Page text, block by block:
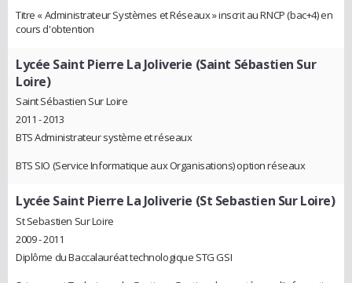
Titre « Administrateur Systèmes et Réseaux » inscrit au RNCP (bac+4) en
cours d'obtention
Lycée Saint Pierre La Joliverie (Saint Sébastien Sur
Loire)
Saint Sébastien Sur Loire
2011 - 2013
BTS Administrateur système et réseaux
BTS SIO (Service Informatique aux Organisations) option réseaux
Lycée Saint Pierre La Joliverie (St Sebastien Sur Loire)
St Sebastien Sur Loire
2009 - 2011
Diplôme du Baccalauréat technologique STG GSI